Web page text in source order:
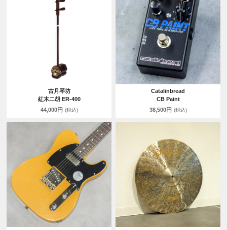
古月琴坊
紅木二胡 ER-400
44,000円 (税込)
Catalinbread
CB Paint
38,500円 (税込)